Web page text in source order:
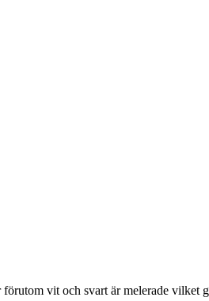
vit och svart är melerade vilket